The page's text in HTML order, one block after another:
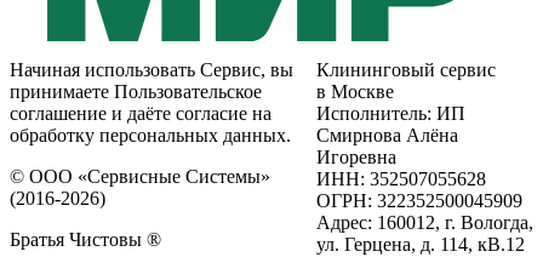
Начиная использовать Сервис, вы
принимаете Пользовательское
соглашение и даёте согласие на
обработку персональных данных.
© ООО «Сервисные Системы»
(2016-2026)
Братья Чистовы ®
Клининговый сервис
в Москве
Исполнитель: ИП
Смирнова Алёна
Игоревна
ИНН: 352507055628
ОГРН: 322352500045909
Адрес: 160012, г. Вологда,
ул. Герцена, д. 114, кВ.12